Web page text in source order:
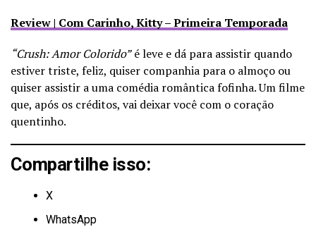
Review | Com Carinho, Kitty – Primeira Temporada
“Crush: Amor Colorido”é leve e dá para assistir quando
estiver triste, feliz, quiser companhia para o almoço ou
quiser assistir a uma comédia romântica fofinha. Um filme
que, após os créditos, vai deixar você com o coração
quentinho.
Compartilhe isso:
X
WhatsApp